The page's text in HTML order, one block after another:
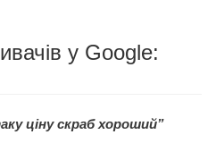
у Google:
ціну скраб хороший”